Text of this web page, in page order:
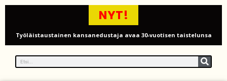
NYT!
Työläistaustainen kansanedustaja avaa 30-vuotisen taistelunsa
PT Vatanen antoi porttikiellon Juhana Tegelbergille – tiukka